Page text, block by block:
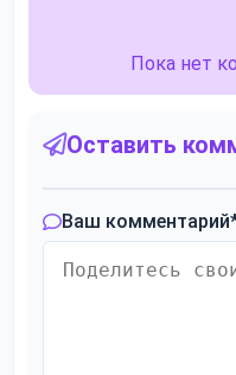
Пока нет
Оставить
Ваш комментарий